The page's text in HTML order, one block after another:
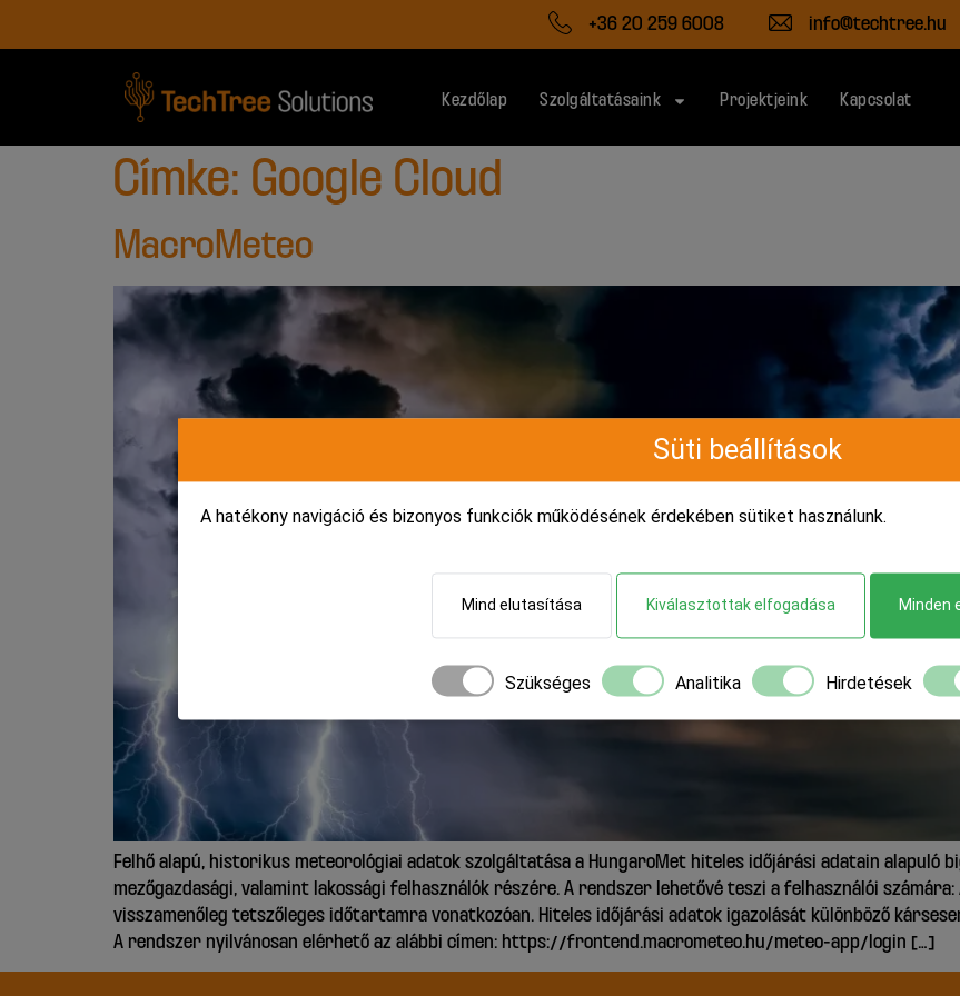
+36 20 259 6008 info@techtree.hu
Kezdőlap Szolgáltatásaink Projektjeink Kapcsolat
Címke: Google Cloud
MacroMeteo
Felhő alapú, historikus meteorológiai adatok szolgáltatása a HungaroMet hiteles időjárási adatain alapuló
mezőgazdasági, valamint lakossági felhasználók részére. A rendszer lehetővé teszi a felhasználói
visszamenőleg tetszőleges időtartamra vonatkozóan. Hiteles időjárási adatok igazolását különböző
A rendszer nyilvánosan elérhető az alábbi címen: https://frontend.macrometeo.hu/meteo-app/login […]
Süti beállítások
A hatékony navigáció és bizonyos funkciók működésének érdekében sütiket használunk.
Mind elutasítása Kiválasztottak elfogadása Minden
Szükséges Analitika Hirdetések